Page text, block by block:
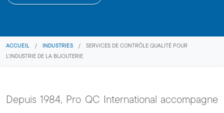
ACCUEIL / INDUSTRIES /
SERVICES DE CONTRÔLE QUALITÉ POUR
L’INDUSTRIE DE LA BIJOUTERIE
Depuis 1984, Pro QC International accompagne